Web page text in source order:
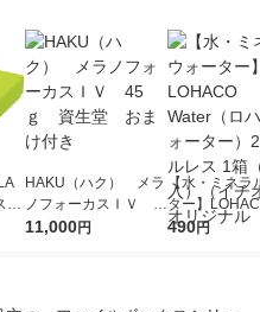
ク
HAKU（ハク） メラ
ノフォーカスＩＶ 4
5ｇ 資生堂 おまけ
11,000円
【水・ミネラ
ター】
r（ロハコウ
490円